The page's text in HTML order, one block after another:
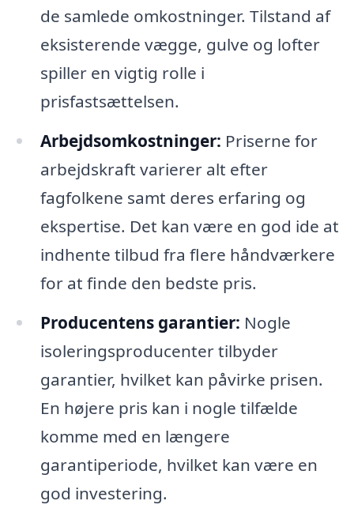
de samlede omkostninger. Tilstand af
eksisterende vægge, gulve og lofter
spiller en vigtig rolle i
prisfastsættelsen.
Arbejdsomkostninger: Priserne for
arbejdskraft varierer alt efter
fagfolkene samt deres erfaring og
ekspertise. Det kan være en god ide at
indhente tilbud fra flere håndværkere
for at finde den bedste pris.
Producentens garantier: Nogle
isoleringsproducenter tilbyder
garantier, hvilket kan påvirke prisen.
En højere pris kan i nogle tilfælde
komme med en længere
garantiperiode, hvilket kan være en
god investering.